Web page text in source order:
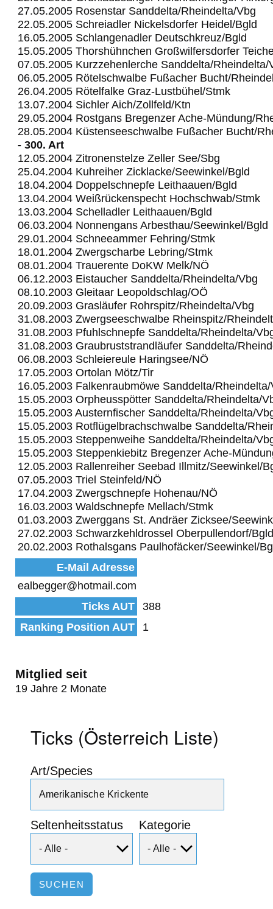
27.05.2005 Rosenstar Sanddelta/Rheindelta/Vbg
22.05.2005 Schreiadler Nickelsdorfer Heidel/Bgld
16.05.2005 Schlangenadler Deutschkreuz/Bgld
15.05.2005 Thorshühnchen Großwilfersdorfer
07.05.2005 Kurzzehenlerche Sanddelta/Rheindelta/
06.05.2005 Rötelschwalbe Fußacher Bucht/
26.04.2005 Rötelfalke Graz-Lustbühel/Stmk
13.07.2004 Sichler Aich/Zollfeld/Ktn
29.05.2004 Rostgans Bregenzer Ache-Mündung/
28.05.2004 Küstenseeschwalbe Fußacher Bucht/
- 300. Art
12.05.2004 Zitronenstelze Zeller See/Sbg
25.04.2004 Kuhreiher Zicklacke/Seewinkel/Bgld
18.04.2004 Doppelschnepfe Leithaauen/Bgld
13.04.2004 Weißrückenspecht Hochschwab/Stmk
13.03.2004 Schelladler Leithaauen/Bgld
06.03.2004 Nonnengans Arbesthau/Seewinkel/Bgld
29.01.2004 Schneeammer Fehring/Stmk
18.01.2004 Zwergscharbe Lebring/Stmk
08.01.2004 Trauerente DoKW Melk/NÖ
06.12.2003 Eistaucher Sanddelta/Rheindelta/Vbg
08.10.2003 Gleitaar Leopoldschlag/OÖ
20.09.2003 Grasläufer Rohrspitz/Rheindelta/Vbg
31.08.2003 Zwergseeschwalbe Rheinspitz/
31.08.2003 Pfuhlschnepfe Sanddelta/Rheindelta/
31.08.2003 Graubruststrandläufer Sanddelta/
06.08.2003 Schleiereule Haringsee/NÖ
17.05.2003 Ortolan Mötz/Tir
16.05.2003 Falkenraubmöwe Sanddelta/Rheindelta/
15.05.2003 Orpheusspötter Sanddelta/Rheindelta/
15.05.2003 Austernfischer Sanddelta/Rheindelta/
15.05.2003 Rotflügelbrachschwalbe Sanddelta/
15.05.2003 Steppenweihe Sanddelta/Rheindelta/
15.05.2003 Steppenkiebitz Bregenzer Ache-
12.05.2003 Rallenreiher Seebad Illmitz/Seewinkel/
07.05.2003 Triel Steinfeld/NÖ
17.04.2003 Zwergschnepfe Hohenau/NÖ
16.03.2003 Waldschnepfe Mellach/Stmk
01.03.2003 Zwerggans St. Andräer Zicksee/
27.02.2003 Schwarzkehldrossel Oberpullendorf/Bgld
20.02.2003 Rothalsgans Paulhofäcker/Seewinkel/
E-Mail Adresse
ealbegger@hotmail.com
Ticks AUT
388
Ranking Position AUT
1
Mitglied seit
19 Jahre 2 Monate
Ticks (Österreich Liste)
Art/Species
Seltenheitsstatus Kategorie